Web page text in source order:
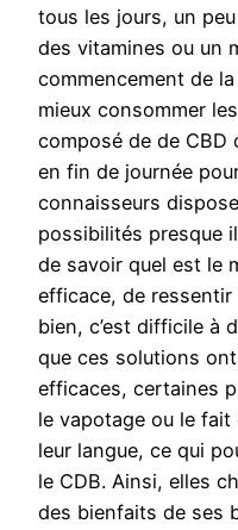
tous les jours, un
des vitamines ou un
commencement de
mieux consommer
composé de de CBD
en fin de journée
connaisseurs
possibilités presque
de savoir quel est le
efficace, de ressentir
bien, c’est difficile à
que ces solutions
efficaces, certaines
le vapotage ou le
leur langue, ce qui
le CDB. Ainsi, elles
des bienfaits de ses